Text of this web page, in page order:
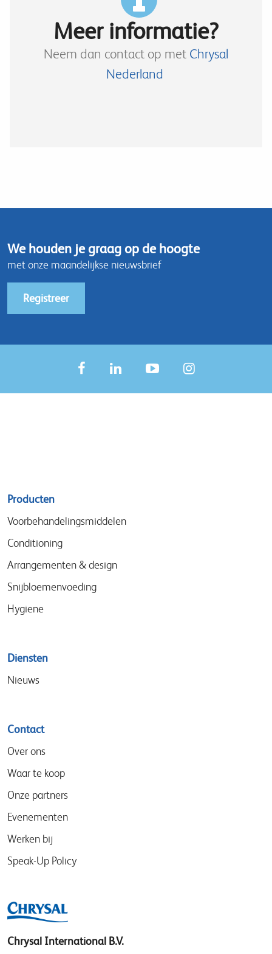
Meer informatie?
Neem dan contact op met Chrysal
Nederland
We houden je graag op de hoogte
met onze maandelijkse nieuwsbrief
Registreer
Sitemap
menu
Producten
Voorbehandelingsmiddelen
Conditioning
Arrangementen & design
Snijbloemenvoeding
Hygiene
Diensten
Nieuws
Contact
Over ons
Waar te koop
Onze partners
Evenementen
Werken bij
Speak-Up Policy
Chrysal International B.V.